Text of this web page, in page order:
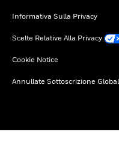
Informativa Sulla Privacy
Scelte Relative Alla Privacy
Cookie Notice
Annullate Sottoscrizione